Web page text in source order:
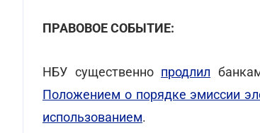
ПРАВОВОЕ СОБЫТИЕ:
НБУ существенно продлил
Положением о порядке эмиссии
использованием.